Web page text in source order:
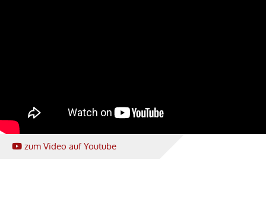
zum Video auf Youtube